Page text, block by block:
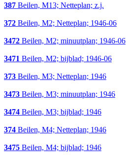
387 Beilen, M13; Netteplan; z.j.
372 Beilen, M2; Netteplan; 1946-06
3472 Beilen, M2; minuutplan; 1946-06
3471 Beilen, M2; bijblad; 1946-06
373 Beilen, M3; Netteplan; 1946
3473 Beilen, M3; minuutplan; 1946
3474 Beilen, M3; bijblad; 1946
374 Beilen, M4; Netteplan; 1946
3475 Beilen, M4; bijblad; 1946